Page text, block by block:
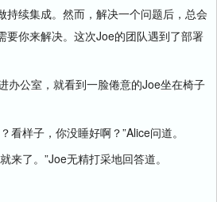
持续集成。然而，解决一个问题后，总会
要你来解决。这次Joe的团队遇到了部署
公室，就看到一脸倦意的Joe坐在椅子
样子，你没睡好啊？”Alice问道。
了。”Joe无精打采地回答道。